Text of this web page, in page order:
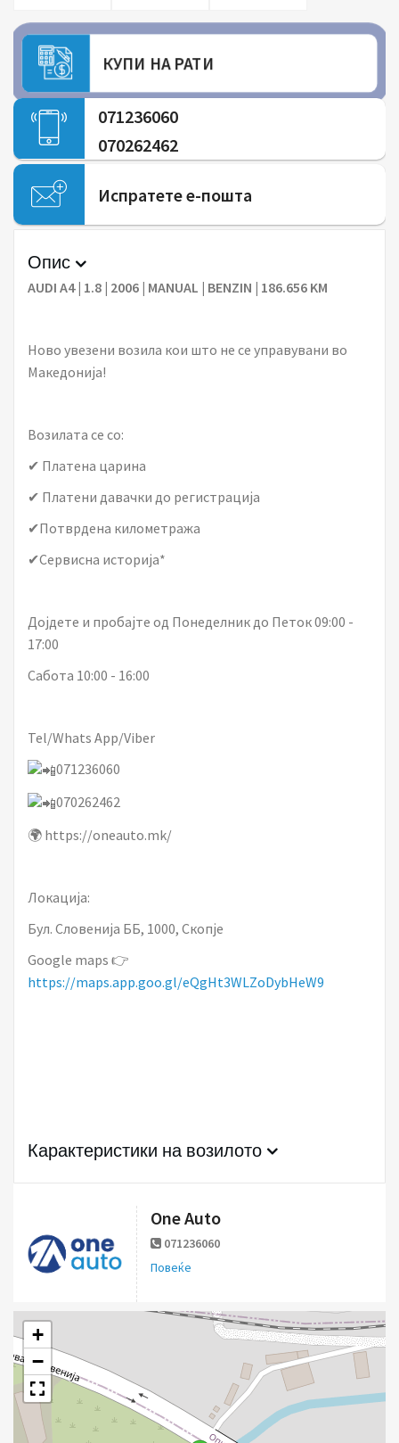
КУПИ НА РАТИ
071236060
070262462
Испратете е-пошта
Опис
AUDI A4 | 1.8 | 2006 | MANUAL | BENZIN | 186.656 KM
Ново увезени возила кои што не се управувани во
Македонија!
Возилата се со:
✔ Платена царина
✔ Платени давачки до регистрација
✔Потврдена километража
✔Сервисна историја*
Дојдете и пробајте од Понеделник до Петок 09:00 -
17:00
Сабота 10:00 - 16:00
Tel/Whats App/Viber
071236060
070262462
🌍 https://oneauto.mk/
Локација:
Бул. Словенија ББ, 1000, Скопје
Google maps 👉
https://maps.app.goo.gl/eQgHt3WLZoDybHeW9
Карактеристики на возилото
One Auto
071236060
Повеќе
+
−